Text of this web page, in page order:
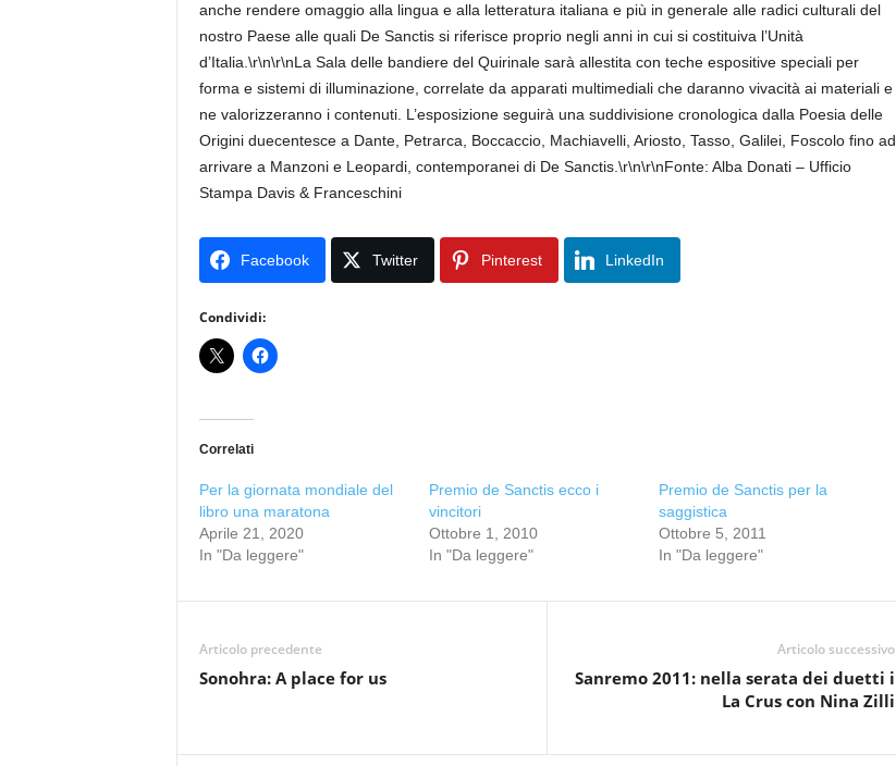
anche rendere omaggio alla lingua e alla letteratura italiana e più in generale alle radici culturali del
nostro Paese alle quali De Sanctis si riferisce proprio negli anni in cui si costituiva l’Unità
d’Italia.\r\n\r\nLa Sala delle bandiere del Quirinale sarà allestita con teche espositive speciali per
forma e sistemi di illuminazione, correlate da apparati multimediali che daranno vivacità ai materiali e
ne valorizzeranno i contenuti. L’esposizione seguirà una suddivisione cronologica dalla Poesia delle
Origini duecentesce a Dante, Petrarca, Boccaccio, Machiavelli, Ariosto, Tasso, Galilei, Foscolo fino ad
arrivare a Manzoni e Leopardi, contemporanei di De Sanctis.\r\n\r\nFonte: Alba Donati – Ufficio
Stampa Davis & Franceschini
Facebook Twitter Pinterest LinkedIn
Condividi:
Correlati
Per la giornata mondiale del
libro una maratona
Aprile 21, 2020
In "Da leggere"
Premio de Sanctis ecco i
vincitori
Ottobre 1, 2010
In "Da leggere"
Premio de Sanctis per la
saggistica
Ottobre 5, 2011
In "Da leggere"
Articolo precedente
Sonohra: A place for us
Articolo successivo
Sanremo 2011: nella serata dei duetti i
La Crus con Nina Zilli